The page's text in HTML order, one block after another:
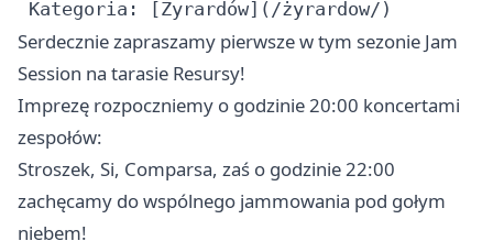
Serdecznie zapraszamy pierwsze w tym sezonie Jam
Session na tarasie Resursy!
Imprezę rozpoczniemy o godzinie 20:00 koncertami
zespołów:
Stroszek, Si, Comparsa, zaś o godzinie 22:00
zachęcamy do wspólnego jammowania pod gołym
niebem!